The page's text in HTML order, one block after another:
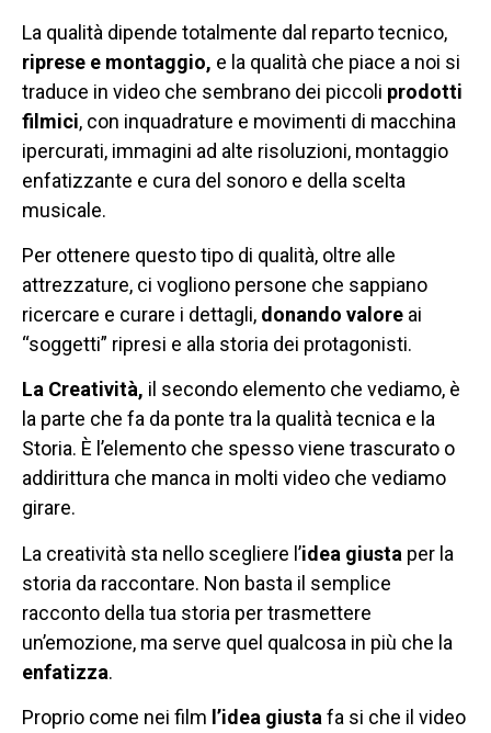
La qualità dipende totalmente dal reparto tecnico,
riprese e montaggio, e la qualità che piace a noi si
traduce in video che sembrano dei piccoli prodotti
filmici, con inquadrature e movimenti di macchina
ipercurati, immagini ad alte risoluzioni, montaggio
enfatizzante e cura del sonoro e della scelta
musicale.
Per ottenere questo tipo di qualità, oltre alle
attrezzature, ci vogliono persone che sappiano
ricercare e curare i dettagli, donando valore ai
“soggetti” ripresi e alla storia dei protagonisti.
La Creatività, il secondo elemento che vediamo, è
la parte che fa da ponte tra la qualità tecnica e la
Storia. È l’elemento che spesso viene trascurato o
addirittura che manca in molti video che vediamo
girare.
La creatività sta nello scegliere l’idea giusta per la
storia da raccontare. Non basta il semplice
racconto della tua storia per trasmettere
un’emozione, ma serve quel qualcosa in più che la
enfatizza.
Proprio come nei film l’idea giustafa si che il video